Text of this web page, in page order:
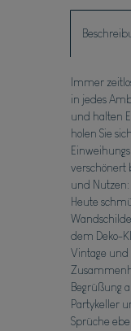
Immer
in jedes
und halten
holen Sie
verschönert
und
Heute
dem Deko-
Vintage und
Begrüßung
Partykeller
Sprüche